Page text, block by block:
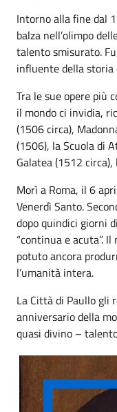
Intorno alla fine dal
balza nell’olimpo
talento smisurato.
influente della storia
Tra le sue opere più
il mondo ci invidia,
(1506 circa),
(1506), la Scuola di
Galatea (1512
Morì a Roma, il 6
Venerdì Santo.
dopo quindici giorni
“continua e acuta”.
potuto ancora
l’umanità intera.
La Città di Paullo gli
anniversario della
quasi divino –